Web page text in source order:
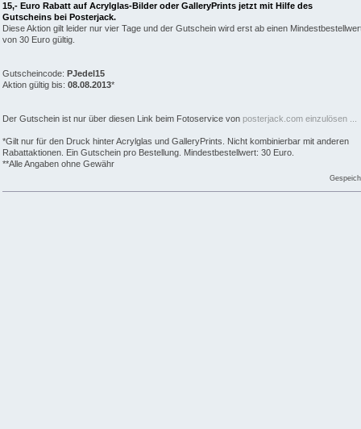
15,- Euro Rabatt auf Acrylglas-Bilder oder GalleryPrints jetzt mit Hilfe des
Gutscheins bei Posterjack.
Diese Aktion gilt leider nur vier Tage und der Gutschein wird erst ab einen
von 30 Euro gültig.
Gutscheincode: PJedel15
Aktion gültig bis: 08.08.2013*
Der Gutschein ist nur über diesen Link beim Fotoservice von posterjack.com einzulösen ...
*Gilt nur für den Druck hinter Acrylglas und GalleryPrints. Nicht kombinierbar mit anderen
Rabattaktionen. Ein Gutschein pro Bestellung. Mindestbestellwert: 30 Euro.
**Alle Angaben ohne Gewähr